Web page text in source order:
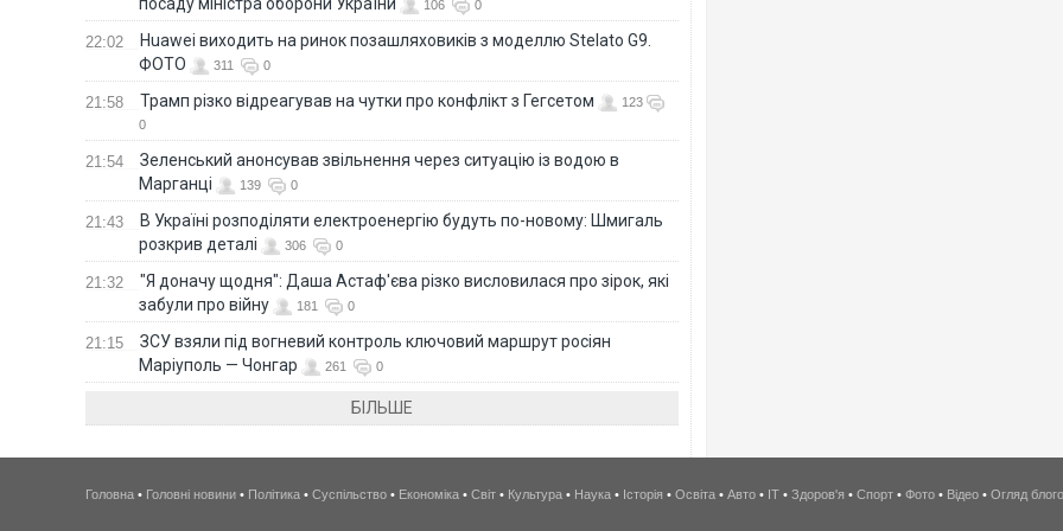
106 0
22:02
Huawei виходить на ринок позашляховиків з моделлю Stelato G9.
ФОТО
311 0
21:58 Трамп різко відреагував на чутки про конфлікт з Гегсетом
123
0
21:54
Зеленський анонсував звільнення через ситуацію із водою в
Марганці
139 0
21:43
В Україні розподіляти електроенергію будуть по-новому: Шмигаль
розкрив деталі
306 0
21:32
"Я доначу щодня": Даша Астаф'єва різко висловилася про зірок, які
забули про війну
181 0
21:15
ЗСУ взяли під вогневий контроль ключовий маршрут росіян
Маріуполь — Чонгар
261 0
БІЛЬШЕ
Головна • Головні новини • Політика • Суспільство • Економіка • Світ • Культура • Наука • Історія • Освіта • Авто • IT • Здоров'я • Спорт • Фото • Відео • Огляд